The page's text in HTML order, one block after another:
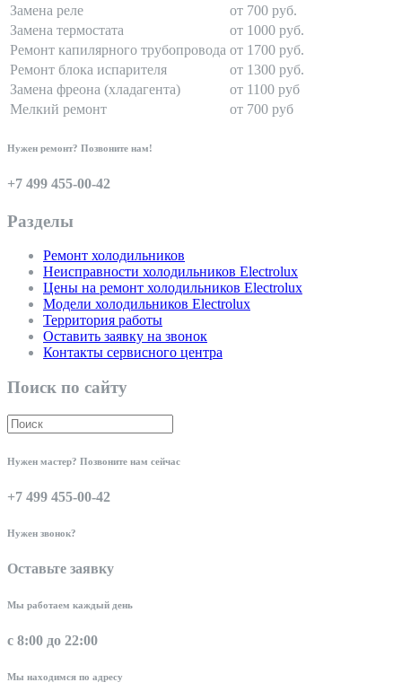
Замена реле
от 700 руб.
Замена термостата
от 1000 руб.
Ремонт капилярного трубопровода от 1700 руб.
Ремонт блока испарителя
от 1300 руб.
Замена фреона (хладагента)
от 1100 руб
Мелкий ремонт
от 700 руб
Нужен ремонт? Позвоните нам!
+7 499 455-00-42
Разделы
Ремонт холодильников
Неисправности холодильников Electrolux
Цены на ремонт холодильников Electrolux
Модели холодильников Electrolux
Территория работы
Оставить заявку на звонок
Контакты сервисного центра
Поиск по сайту
Нужен мастер? Позвоните нам сейчас
+7 499 455-00-42
Нужен звонок?
Оставьте заявку
Мы работаем каждый день
с 8:00 до 22:00
Мы находимся по адресу